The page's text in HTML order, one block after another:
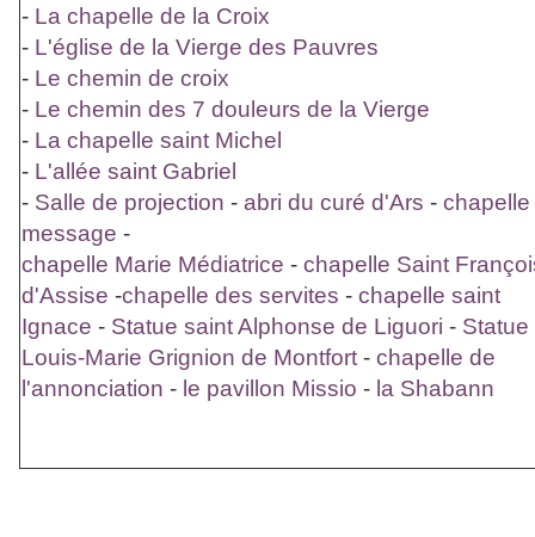
- La chapelle de la Croix
- L'église de la Vierge des Pauvres
- Le chemin de croix
- Le chemin des 7 douleurs de la Vierge
- La chapelle saint Michel
- L'allée saint Gabriel
- Salle de projection - abri du curé d'Ars - chapelle
message -
chapelle Marie Médiatrice - chapelle Saint
d'Assise -chapelle des servites - chapelle saint
Ignace - Statue saint Alphonse de Liguori - Statue
Louis-Marie Grignion de Montfort - chapelle de
l'annonciation - le pavillon Missio - la Shabann